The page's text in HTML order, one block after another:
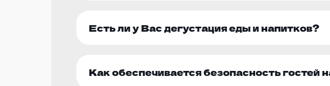
Есть ли у Вас дегустация еды и напитков?
Как обеспечивается безопасность гостей